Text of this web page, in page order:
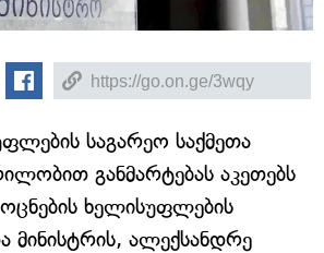
საგარეო საქმეთა
განმარტებას აკეთებს
ხელისუფლების
მინისტრის, ალექსანდრე